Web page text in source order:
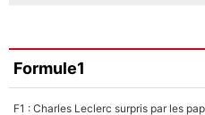
Formule1